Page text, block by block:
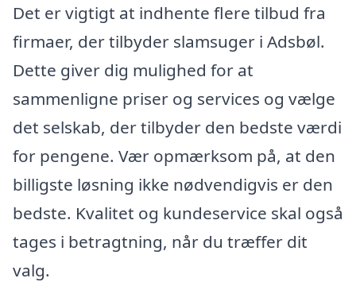
Det er vigtigt at indhente flere tilbud fra
firmaer, der tilbyder slamsuger i Adsbøl.
Dette giver dig mulighed for at
sammenligne priser og services og vælge
det selskab, der tilbyder den bedste værdi
for pengene. Vær opmærksom på, at den
billigste løsning ikke nødvendigvis er den
bedste. Kvalitet og kundeservice skal også
tages i betragtning, når du træffer dit
valg.